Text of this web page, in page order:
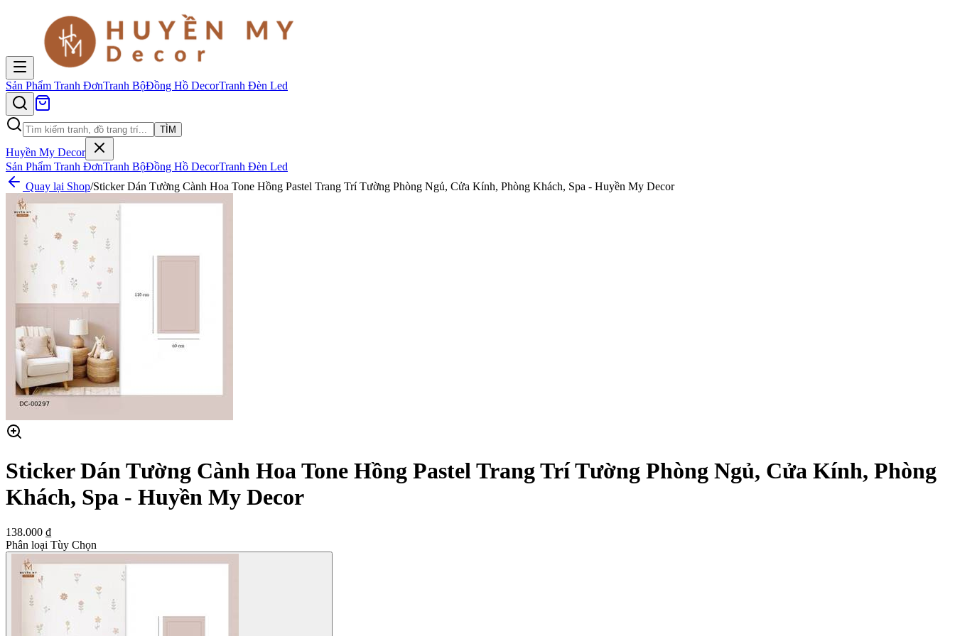
Sản Phẩm Tranh ĐơnTranh BộĐồng Hồ DecorTranh Đèn Led
TÌM
Huyền My Decor
Sản Phẩm Tranh ĐơnTranh BộĐồng Hồ DecorTranh Đèn Led
Quay lại Shop/Sticker Dán Tường Cành Hoa Tone Hồng Pastel Trang Trí Tường Phòng Ngủ, Cửa Kính, Phòng Khách, Spa - Huyền My Decor
Sticker Dán Tường Cành Hoa Tone Hồng Pastel Trang Trí Tường Phòng Ngủ, Cửa Kính, Phòng
Khách, Spa - Huyền My Decor
138.000 ₫
Phân loại Tùy Chọn